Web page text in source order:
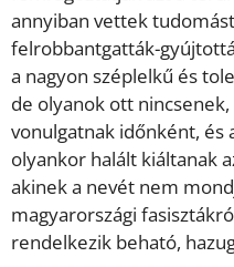
annyiban vettek
felrobbantgatták-
a nagyon széplelkű és
de olyanok ott
vonulgatnak időnként, és
olyankor halált kiáltanak
akinek a nevét nem
magyarországi
rendelkezik beható,